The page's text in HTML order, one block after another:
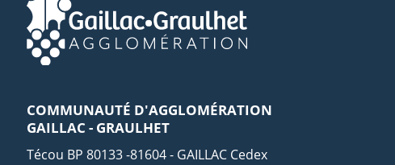
COMMUNAUTÉ D'AGGLOMÉRATION
GAILLAC - GRAULHET
Técou BP 80133 -81604 - GAILLAC Cedex